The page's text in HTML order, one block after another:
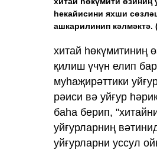
һекайисини яхши
ашкарилинип кәлмәктә.
хитай һөкүмитиниң
қилиш үчүн елип
муһаҗирәттики
рәиси вә уйғур
баһа берип,
уйғурларниң
уйғурларни уссул